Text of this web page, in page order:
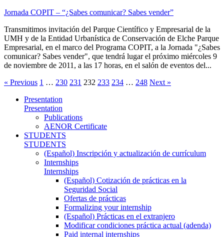
Jornada COPIT – “¿Sabes comunicar? Sabes vender”
Transmitimos invitación del Parque Científico y Empresarial de la
UMH y de la Entidad Urbanística de Conservación de Elche Parque
Empresarial, en el marco del Programa COPIT, a la Jornada "¿Sabes
comunicar? Sabes vender", que tendrá lugar el próximo miércoles 9
de noviembre de 2011, a las 17 horas, en el salón de eventos del...
« Previous 1 … 230 231 232 233 234 … 248 Next »
Presentation
Presentation
Publications
AENOR Certificate
STUDENTS
STUDENTS
(Español) Inscripción y actualización de currículum
Internships
Internships
(Español) Cotización de prácticas en la
Seguridad Social
Ofertas de prácticas
Formalizing your internship
(Español) Prácticas en el extranjero
Modificar condiciones práctica actual (adenda)
Paid internal internships